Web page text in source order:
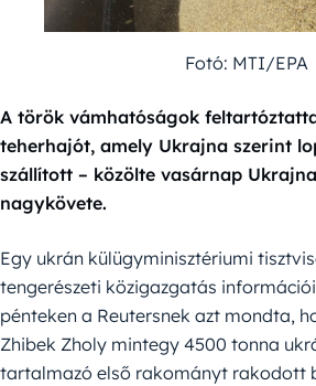
Fotó: MTI/EPA
A török vámhatóságok
teherhajót, amely Ukrajna szerint
szállított – közölte vasárnap
nagykövete.
Egy ukrán külügyminisztériumi
tengerészeti közigazgatás
pénteken a Reutersnek azt mondta,
Zhibek Zholy mintegy 4500 tonna
tartalmazó első rakományt rakodott